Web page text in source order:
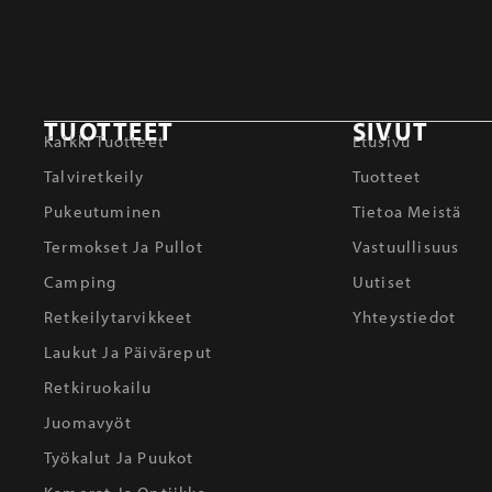
TUOTTEET
Kaikki Tuotteet
Talviretkeily
Pukeutuminen
Termokset Ja Pullot
Camping
Retkeilytarvikkeet
Laukut Ja Päiväreput
Retkiruokailu
Juomavyöt
Työkalut Ja Puukot
SIVUT
Etusivu
Tuotteet
Tietoa Meistä
Vastuullisuus
Uutiset
Yhteystiedot